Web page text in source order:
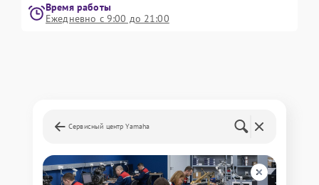
Время работы
Ежедневно с 9:00 до 21:00
Сервисный центр Yamaha